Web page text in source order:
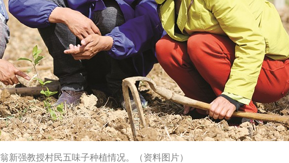
翁新强教授村民五味子种植情况。（资料图片）